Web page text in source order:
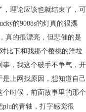
理论应该也就结束了，可
的9008s的灯真的很漂
真的很漂亮，但悲催的是
比下和我那个樱桃的洋垃
，我这个破手不争气，开
上网找原因，想知道自己
时候，前面故事里的那个
的青轴，打字感觉很